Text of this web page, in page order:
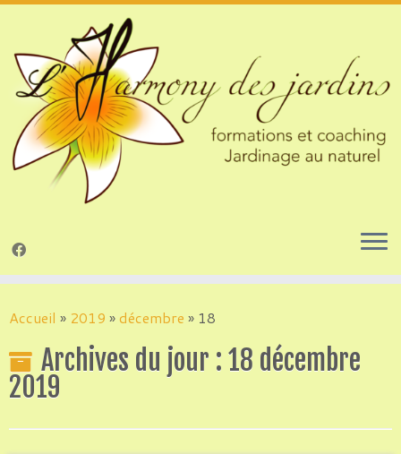
auAccueil » 2019 » décembre » 18
Archives du jour : 18 décembre
2019